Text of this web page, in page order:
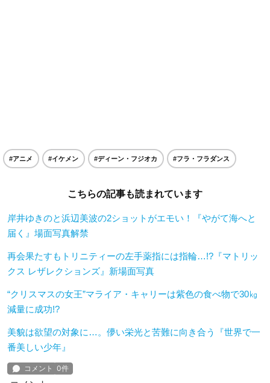
#アニメ #イケメン #ディーン・フジオカ #フラ・フラダンス
こちらの記事も読まれています
岸井ゆきのと浜辺美波の2ショットがエモい！『やがて海へと
届く』場面写真解禁
再会果たすもトリニティーの左手薬指には指輪…!?『マトリッ
クス レザレクションズ』新場面写真
“クリスマスの女王”マライア・キャリーは紫色の食べ物で30㎏
減量に成功!?
美貌は欲望の対象に…。儚い栄光と苦難に向き合う『世界で一
番美しい少年』